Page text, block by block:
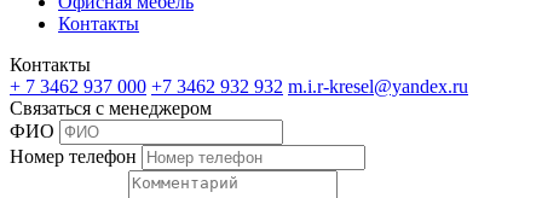
Контакты
Контакты
+ 7 3462 937 000 +7 3462 932 932 m.i.r-kresel@yandex.ru
Связаться с менеджером
ФИО
Номер телефон